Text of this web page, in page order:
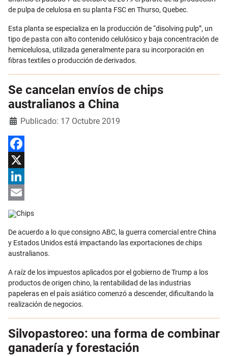
de pulpa de celulosa en su planta FSC en Thurso, Quebec.
Esta planta se especializa en la producción de “disolving pulp”, un
tipo de pasta con alto contenido celulósico y baja concentración de
hemicelulosa, utilizada generalmente para su incorporación en
fibras textiles o producción de derivados.
Se cancelan envíos de chips
australianos a China
DetallesPublicado: 17 Octubre 2019
Facebook
X
LinkedIn
Email
De acuerdo a lo que consigno ABC, la guerra comercial entre China
y Estados Unidos está impactando las exportaciones de chips
australianos.
A raíz de los impuestos aplicados por el gobierno de Trump a los
productos de origen chino, la rentabilidad de las industrias
papeleras en el país asiático comenzó a descender, dificultando la
realización de negocios.
Silvopastoreo: una forma de combinar
ganadería y forestación